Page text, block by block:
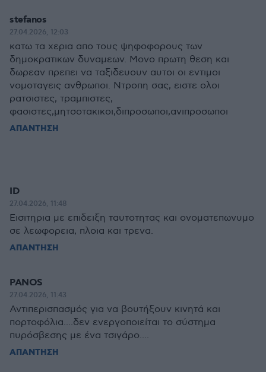
stefanos
27.04.2026, 12:03
κατω τα χερια απο τους ψηφοφορους των
δημοκρατικων δυναμεων. Μονο πρωτη θεση και
δωρεαν πρεπει να ταξιδευουν αυτοι οι εντιμοι
νομοταγεις ανθρωποι. Ντροπη σας, ειστε ολοι
ρατσιστες, τραμπιστες,
φασιστες,μητσοτακικοι,διπροσωποι,ανιπροσωποι
ΑΠΑΝΤΗΣΗ
ID
27.04.2026, 11:48
Εισιτηρια με επιδειξη ταυτοτητας και ονοματεπωνυμο
σε λεωφορεια, πλοια και τρενα.
ΑΠΑΝΤΗΣΗ
PANOS
27.04.2026, 11:43
Αντιπερισπασμός για να βουτήξουν κινητά και
πορτοφόλια....δεν ενεργοποιείται το σύστημα
πυρόσβεσης με ένα τσιγάρο....
ΑΠΑΝΤΗΣΗ